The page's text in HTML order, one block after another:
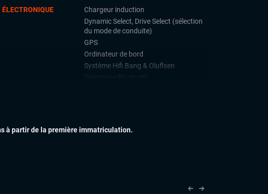
ÉLECTRONIQUE
Chargeur induction
Dynamic Select, Drive Select (sélection
du mode de conduite)
GPS
Ordinateur de bord
Système Hifi Bang & Oluflsen
Téléphone Bluetooth
Jantes alu
à partir de la première immatriculation.